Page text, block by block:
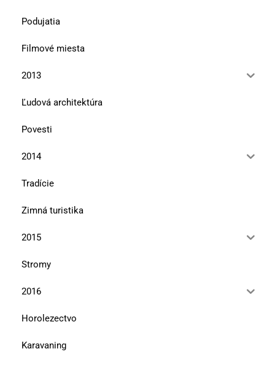
Podujatia
Filmové miesta
2013
Ľudová architektúra
Povesti
2014
Tradície
Zimná turistika
2015
Stromy
2016
Horolezectvo
Karavaning